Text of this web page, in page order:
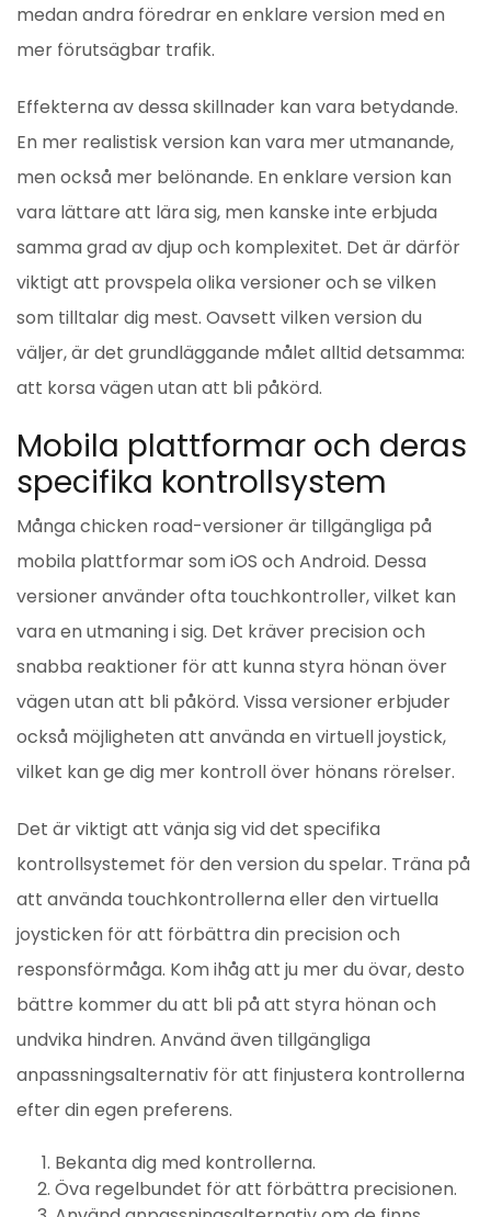
medan andra föredrar en enklare version med en
mer förutsägbar trafik.
Effekterna av dessa skillnader kan vara betydande.
En mer realistisk version kan vara mer utmanande,
men också mer belönande. En enklare version kan
vara lättare att lära sig, men kanske inte erbjuda
samma grad av djup och komplexitet. Det är därför
viktigt att provspela olika versioner och se vilken
som tilltalar dig mest. Oavsett vilken version du
väljer, är det grundläggande målet alltid detsamma:
att korsa vägen utan att bli påkörd.
Mobila plattformar och deras
specifika kontrollsystem
Många chicken road-versioner är tillgängliga på
mobila plattformar som iOS och Android. Dessa
versioner använder ofta touchkontroller, vilket kan
vara en utmaning i sig. Det kräver precision och
snabba reaktioner för att kunna styra hönan över
vägen utan att bli påkörd. Vissa versioner erbjuder
också möjligheten att använda en virtuell joystick,
vilket kan ge dig mer kontroll över hönans rörelser.
Det är viktigt att vänja sig vid det specifika
kontrollsystemet för den version du spelar. Träna på
att använda touchkontrollerna eller den virtuella
joysticken för att förbättra din precision och
responsförmåga. Kom ihåg att ju mer du övar, desto
bättre kommer du att bli på att styra hönan och
undvika hindren. Använd även tillgängliga
anpassningsalternativ för att finjustera kontrollerna
efter din egen preferens.
Bekanta dig med kontrollerna.
Öva regelbundet för att förbättra precisionen.